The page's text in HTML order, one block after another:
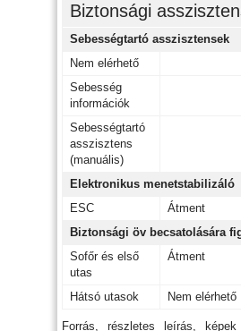
Biztonsági
Sebességtartó asszisztensek
Nem elérhető
Sebesség
információk
Sebességtartó
asszisztens
(manuális)
Elektronikus menetstabilizáló
ESC
Átment
Biztonsági öv becsatolására
Sofőr és első
utas
Átment
Hátsó utasok Nem elérhető
Forrás, részletes leírás,